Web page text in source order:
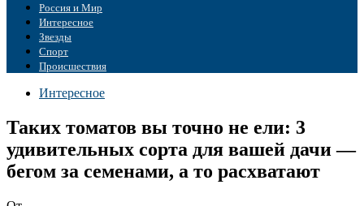
Россия и Мир
Интересное
Звезды
Спорт
Происшествия
Интересное
Таких томатов вы точно не ели: 3
удивительных сорта для вашей дачи —
бегом за семенами, а то расхватают